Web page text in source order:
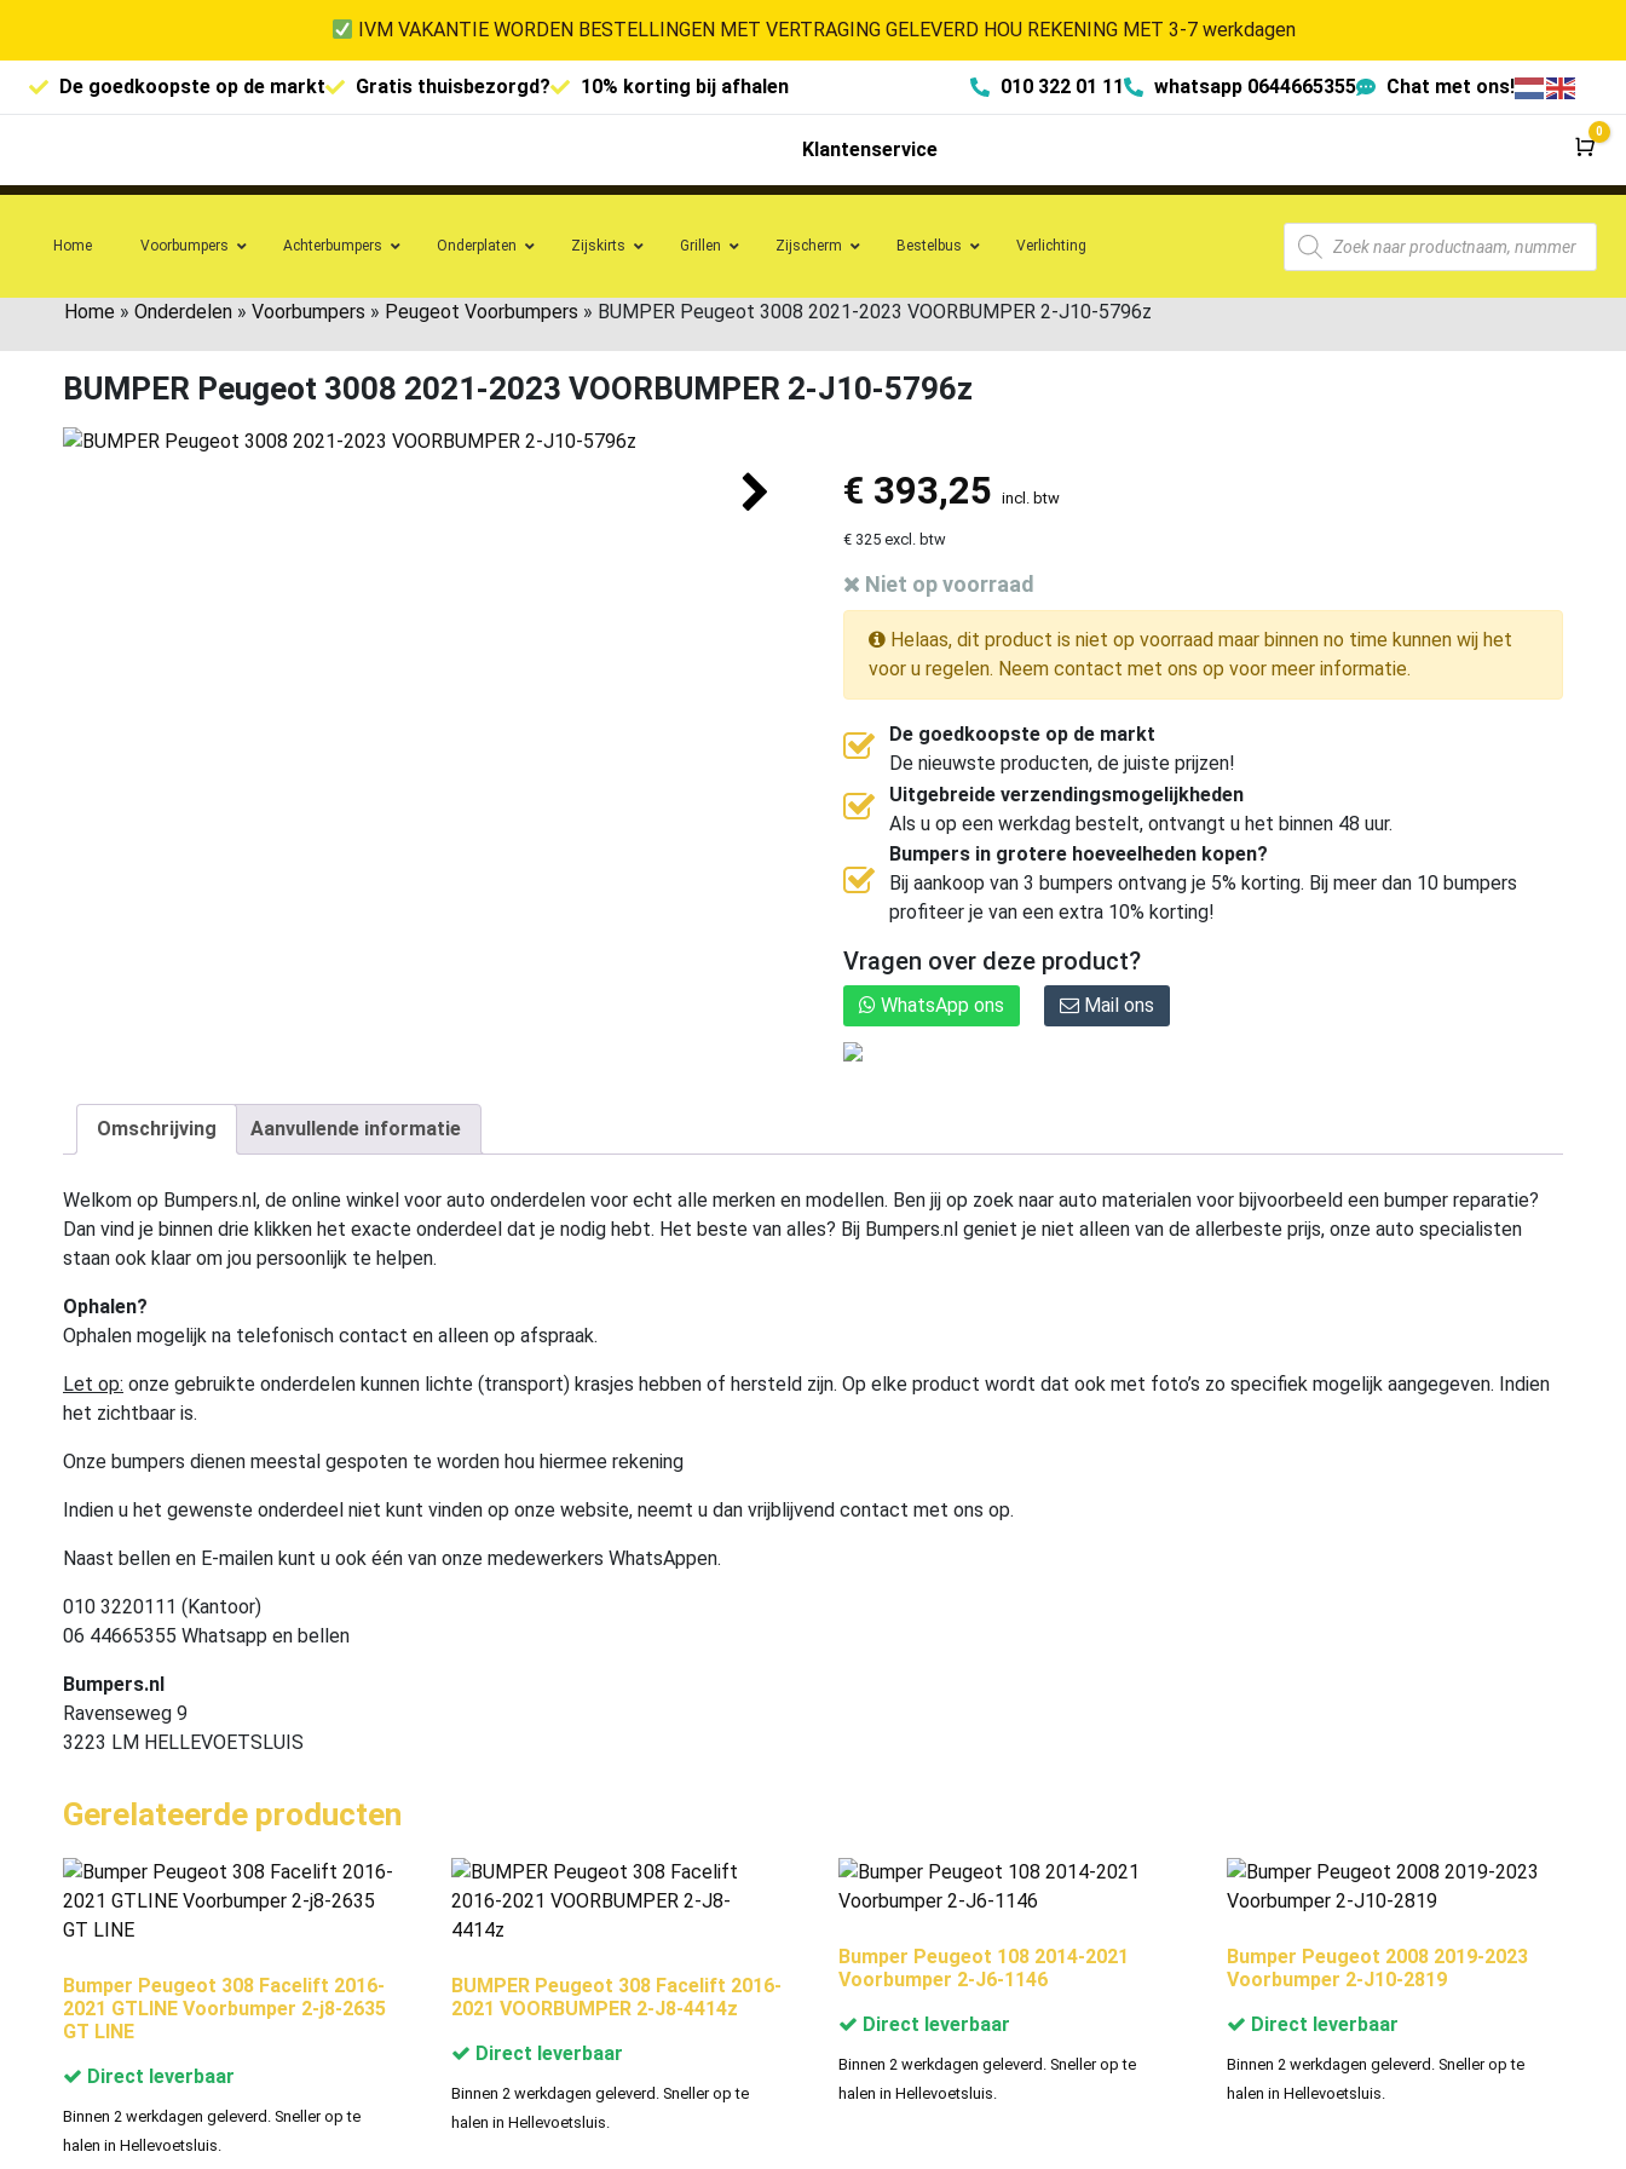
IVM VAKANTIE WORDEN BESTELLINGEN MET VERTRAGING GELEVERD HOU REKENING MET 3-7 werkdagen
De goedkoopste op de markt Gratis thuisbezorgd? 10% korting bij afhalen 010 322 01 11 whatsapp 0644665355 Chat met ons!
Klantenservice
0
Home Voorbumpers Achterbumpers Onderplaten Zijskirts Grillen Zijscherm Bestelbus Verlichting
Home » Onderdelen » Voorbumpers » Peugeot Voorbumpers » BUMPER Peugeot 3008 2021-2023 VOORBUMPER 2-J10-5796z
BUMPER Peugeot 3008 2021-2023 VOORBUMPER 2-J10-5796z
€ 393,25 incl. btw
€ 325 excl. btw
Niet op voorraad
Helaas, dit product is niet op voorraad maar binnen no time kunnen wij het
voor u regelen. Neem contact met ons op voor meer informatie.
De goedkoopste op de markt
De nieuwste producten, de juiste prijzen!
Uitgebreide verzendingsmogelijkheden
Als u op een werkdag bestelt, ontvangt u het binnen 48 uur.
Bumpers in grotere hoeveelheden kopen?
Bij aankoop van 3 bumpers ontvang je 5% korting. Bij meer dan 10 bumpers
profiteer je van een extra 10% korting!
Vragen over deze product?
WhatsApp ons Mail ons
Omschrijving Aanvullende informatie
Welkom op Bumpers.nl, de online winkel voor auto onderdelen voor echt alle merken en modellen. Ben jij op zoek naar auto materialen voor bijvoorbeeld een bumper reparatie?
Dan vind je binnen drie klikken het exacte onderdeel dat je nodig hebt. Het beste van alles? Bij Bumpers.nl geniet je niet alleen van de allerbeste prijs, onze auto specialisten
staan ook klaar om jou persoonlijk te helpen.
Ophalen?
Ophalen mogelijk na telefonisch contact en alleen op afspraak.
Let op: onze gebruikte onderdelen kunnen lichte (transport) krasjes hebben of hersteld zijn. Op elke product wordt dat ook met foto’s zo specifiek mogelijk aangegeven. Indien
het zichtbaar is.
Onze bumpers dienen meestal gespoten te worden hou hiermee rekening
Indien u het gewenste onderdeel niet kunt vinden op onze website, neemt u dan vrijblijvend contact met ons op.
Naast bellen en E-mailen kunt u ook één van onze medewerkers WhatsAppen.
010 3220111 (Kantoor)
06 44665355 Whatsapp en bellen
Bumpers.nl
Ravenseweg 9
3223 LM HELLEVOETSLUIS
Gerelateerde producten
Bumper Peugeot 308 Facelift 2016-
2021 GTLINE Voorbumper 2-j8-2635
GT LINE
Direct leverbaar
Binnen 2 werkdagen geleverd. Sneller op te
halen in Hellevoetsluis.
BUMPER Peugeot 308 Facelift 2016-
2021 VOORBUMPER 2-J8-4414z
Direct leverbaar
Binnen 2 werkdagen geleverd. Sneller op te
halen in Hellevoetsluis.
Bumper Peugeot 108 2014-2021
Voorbumper 2-J6-1146
Direct leverbaar
Binnen 2 werkdagen geleverd. Sneller op te
halen in Hellevoetsluis.
Bumper Peugeot 2008 2019-2023
Voorbumper 2-J10-2819
Direct leverbaar
Binnen 2 werkdagen geleverd. Sneller op te
halen in Hellevoetsluis.